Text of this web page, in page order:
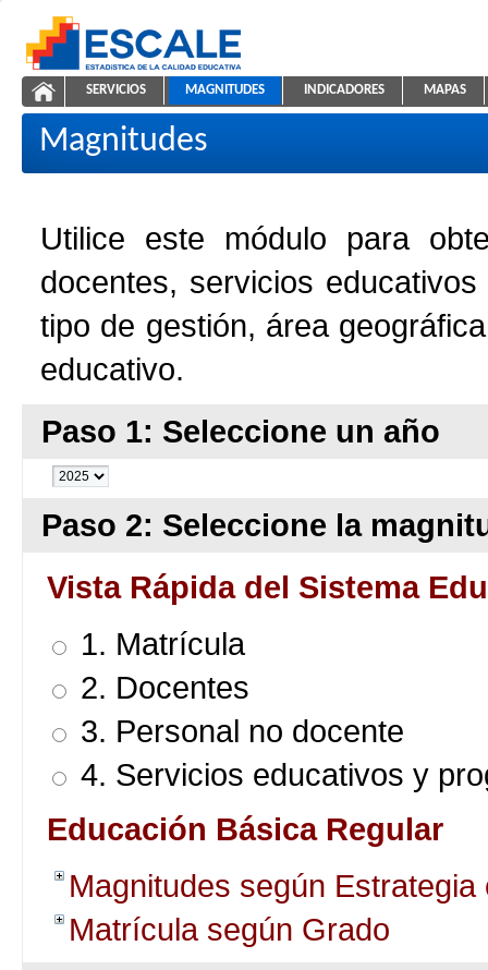
ESCALE - Unidad de Estadística Educativa
Magnitudes de la Educación
NAVEGACIÓN
SERVICIOS MAGNITUDES INDICADORES MAPAS
Magnitudes
Utilice este módulo para
docentes, servicios
tipo de gestión, área
educativo.
Paso 1: Seleccione un año
Paso 2: Seleccione la
Vista Rápida del Sistema
1. Matrícula
2. Docentes
3. Personal no docente
4. Servicios educativos y
Educación Básica Regular
Magnitudes según
Matrícula según Grado